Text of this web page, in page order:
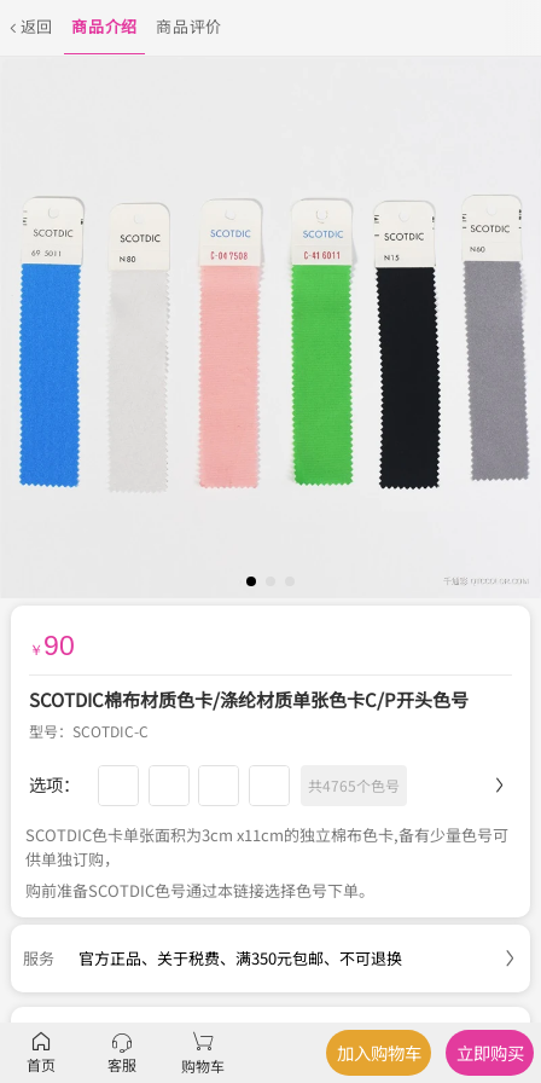
返回 商品介绍 商品评价
￥ 90
SCOTDIC棉布材质色卡/涤纶材质单张色卡C/P开头色号
型号： SCOTDIC-C
选项： 共4765个色号
SCOTDIC色卡单张面积为3cm x11cm的独立棉布色卡,备有少量色号可
供单独订购，
购前准备SCOTDIC色号通过本链接选择色号下单。
服务 官方正品、 关于税费、 满350元包邮、 不可退换
SCOTDIC色彩补充单页
材质：涤纶、棉
首页 客服 购物车
加入购物车 立即购买